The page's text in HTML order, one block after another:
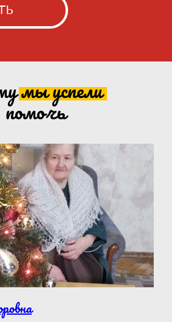
мыуспели
помочь